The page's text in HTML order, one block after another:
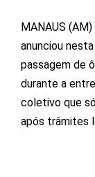
MANAUS
anunciou
passagem de
durante a
coletivo que
após trâmites